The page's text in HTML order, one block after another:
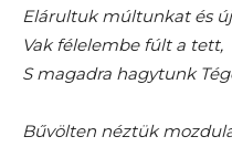
Elárultuk múltunkat és
Vak félelembe fúlt a tett,
S magadra hagytunk
Bűvölten néztük